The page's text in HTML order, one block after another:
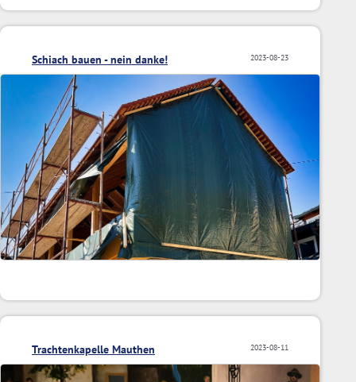
2023-08-23
Schiach bauen - nein danke!
2023-08-11
Trachtenkapelle Mauthen